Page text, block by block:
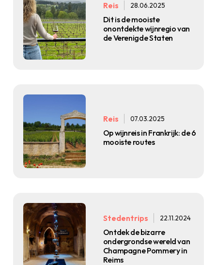
Reis 28.06.2025
Dit is de mooiste
onontdekte wijnregio van
de Verenigde Staten
Reis 07.03.2025
Op wijnreis in Frankrijk: de 6
mooiste routes
Stedentrips 22.11.2024
Ontdek de bizarre
ondergrondse wereld van
Champagne Pommery in
Reims